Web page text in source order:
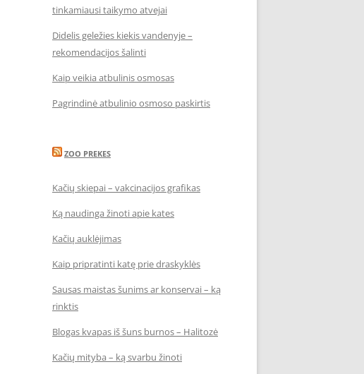
tinkamiausi taikymo atvejai
Didelis geležies kiekis vandenyje –
rekomendacijos šalinti
Kaip veikia atbulinis osmosas
Pagrindinė atbulinio osmoso paskirtis
ZOO PREKES
Kačių skiepai – vakcinacijos grafikas
Ką naudinga žinoti apie kates
Kačių auklėjimas
Kaip pripratinti katę prie draskyklės
Sausas maistas šunims ar konservai – ką
rinktis
Blogas kvapas iš šuns burnos – Halitozė
Kačių mityba – ką svarbu žinoti